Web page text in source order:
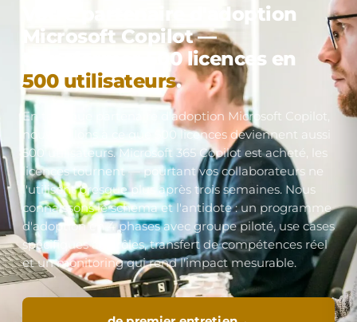
Votre partenaire d'adoption
Microsoft Copilot —
transformer 500 licences en
500 utilisateurs.
En tant que partenaire d'adoption Microsoft Copilot,
nous veillons à ce que 500 licences deviennent aussi
500 utilisateurs. Microsoft 365 Copilot est acheté, les
licences tournent — pourtant vos collaborateurs ne
l'utilisent presque plus après trois semaines. Nous
connaissons le schema et l'antidote : un programme
d'adoption en 4 phases avec groupe piloté, use cases
spécifiques aux rôles, transfert de compétences réel
et un monitoring qui rend l'impact mesurable.